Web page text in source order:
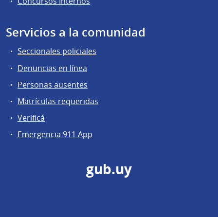
Servicios a la comunidad
Seccionales policiales
Denuncias en línea
Personas ausentes
Matrículas requeridas
Verificá
Emergencia 911 App
gub.uy